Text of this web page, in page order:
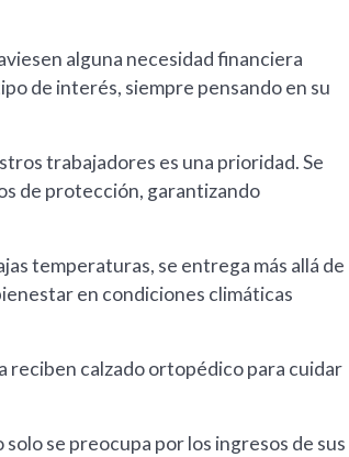
alguna necesidad financiera
de interés, siempre pensando en su
trabajadores es una prioridad. Se
de protección, garantizando
temperaturas, se entrega más allá de
en condiciones climáticas
reciben calzado ortopédico para cuidar
se preocupa por los ingresos de sus